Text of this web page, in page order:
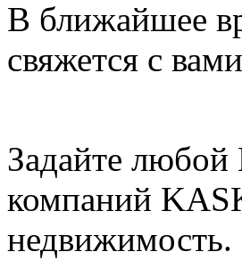
В ближайшее
свяжется с
Задайте любой
компаний